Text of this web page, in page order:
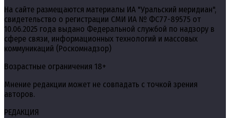
На сайте размещаются материалы ИА "Уральский меридиан",
свидетельство о регистрации СМИ ИА № ФС77-89575 от
10.06.2025 года выдано Федеральной службой по надзору в
сфере связи, информационных технологий и массовых
коммуникаций (Роскомнадзор)
Возрастные ограничения 18+
Мнение редакции может не совпадать с точкой зрения
авторов.
РЕДАКЦИЯ